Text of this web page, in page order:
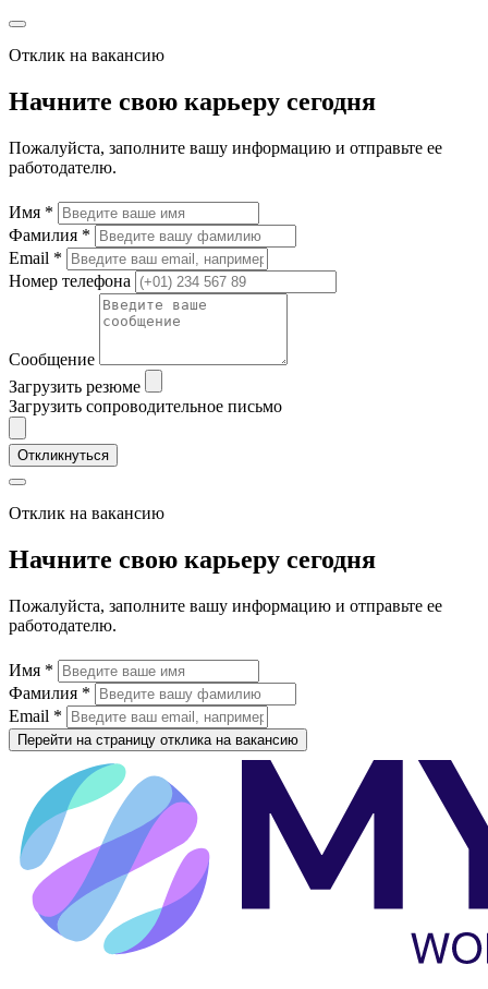
Отклик на вакансию
Начните свою карьеру сегодня
Пожалуйста, заполните вашу информацию и отправьте ее
работодателю.
Имя *
Фамилия *
Email *
Номер телефона
Сообщение
Загрузить резюме
Загрузить сопроводительное письмо
Откликнуться
Отклик на вакансию
Начните свою карьеру сегодня
Пожалуйста, заполните вашу информацию и отправьте ее
работодателю.
Имя *
Фамилия *
Email *
Перейти на страницу отклика на вакансию